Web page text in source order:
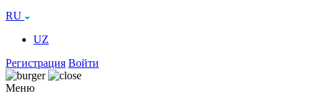
RU
UZ
Регистрация Войти
Меню